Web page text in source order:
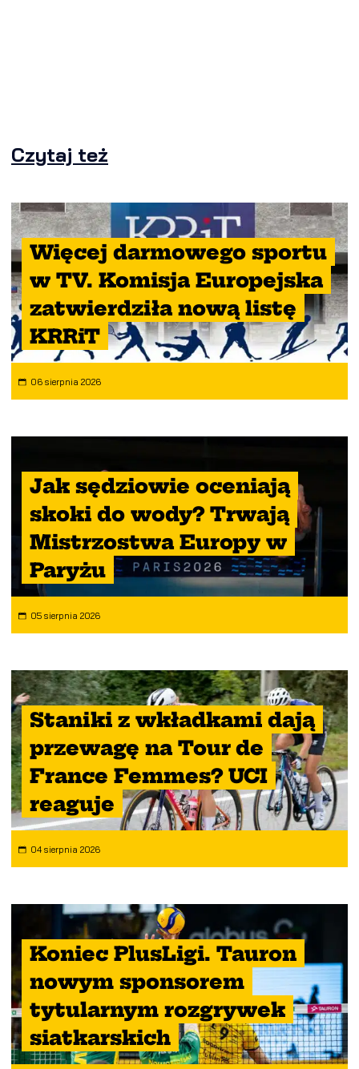
Czytaj też
Więcej darmowego sportu
w TV. Komisja Europejska
zatwierdziła nową listę
KRRiT
06 sierpnia 2026
Jak sędziowie oceniają
skoki do wody? Trwają
Mistrzostwa Europy w
Paryżu
05 sierpnia 2026
Staniki z wkładkami dają
przewagę na Tour de
France Femmes? UCI
reaguje
04 sierpnia 2026
Koniec PlusLigi. Tauron
nowym sponsorem
tytularnym rozgrywek
siatkarskich